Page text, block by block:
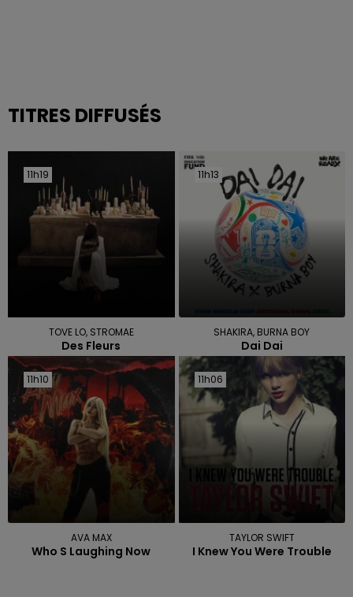
TITRES DIFFUSÉS
11h19
11h19
TOVE LO, STROMAE
Des Fleurs
11h13
11h13
SHAKIRA, BURNA BOY
Dai Dai
11h10
11h10
AVA MAX
Who S Laughing Now
11h06
11h06
TAYLOR SWIFT
I Knew You Were Trouble